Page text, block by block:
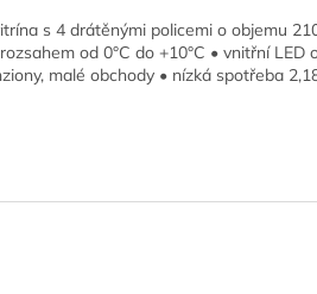
s 4 drátěnými policemi o objemu
od 0°C do +10°C • vnitřní LED
malé obchody • nízká spotřeba